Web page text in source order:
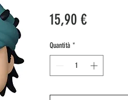
15,90 €Prezzo
Quantità *